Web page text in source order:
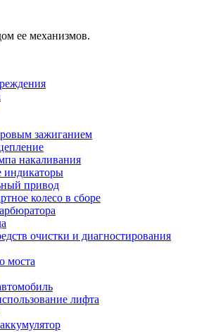
ее механизмов.
зажиганием
накаливания
индикаторы
привод
колесо в сборе
очистки и диагностирования
моста
лифта